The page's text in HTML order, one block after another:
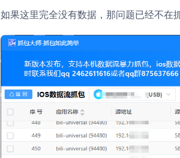
如果这里完全没有数据，那问题已经不在